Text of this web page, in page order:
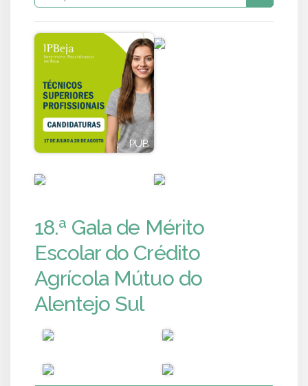
PUB
18.ª Gala de Mérito
Escolar do Crédito
Agrícola Mútuo do
Alentejo Sul